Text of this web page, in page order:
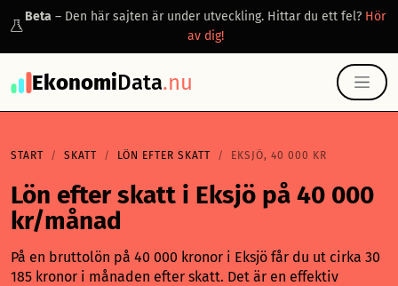
Beta – Den här sajten är under utveckling. Hittar du ett fel? Hör
av dig!
EkonomiData.nu
START SKATT LÖN EFTER SKATT EKSJÖ, 40 000 KR
Lön efter skatt i Eksjö på 40 000
kr/månad
På en bruttolön på 40 000 kronor i Eksjö får du ut cirka 30
185 kronor i månaden efter skatt. Det är en effektiv